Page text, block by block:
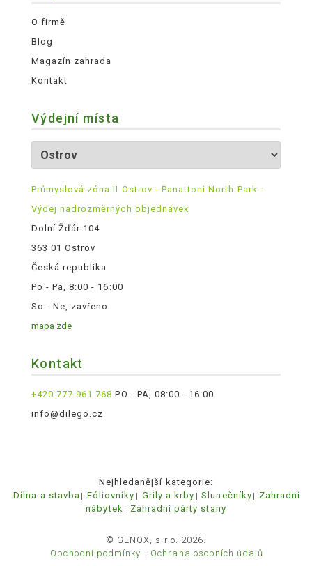
O firmě
Blog
Magazín zahrada
Kontakt
Výdejní místa
Průmyslová zóna II Ostrov - Panattoni North Park -
Výdej nadrozměrných objednávek
Dolní Žďár 104
363 01 Ostrov
Česká republika
Po - Pá, 8:00 - 16:00
So - Ne, zavřeno
mapa zde
Kontakt
+420 777 961 768 PO - PÁ, 08:00 - 16:00
info@dilego.cz
Nejhledanější kategorie:
Dílna a stavba
Fóliovníky Grily a krby Slunečníky
Zahradní
nábytek
Zahradní párty stany
© GENOX, s.r.o. 2026.
Obchodní podmínky
Ochrana osobních údajů